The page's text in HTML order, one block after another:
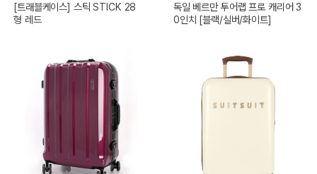
[트래블케이스] 스틱 STICK 28
형 레드
독일 베르만 투어랩 프로 캐리어 3
0인치 [블랙/실버/화이트]